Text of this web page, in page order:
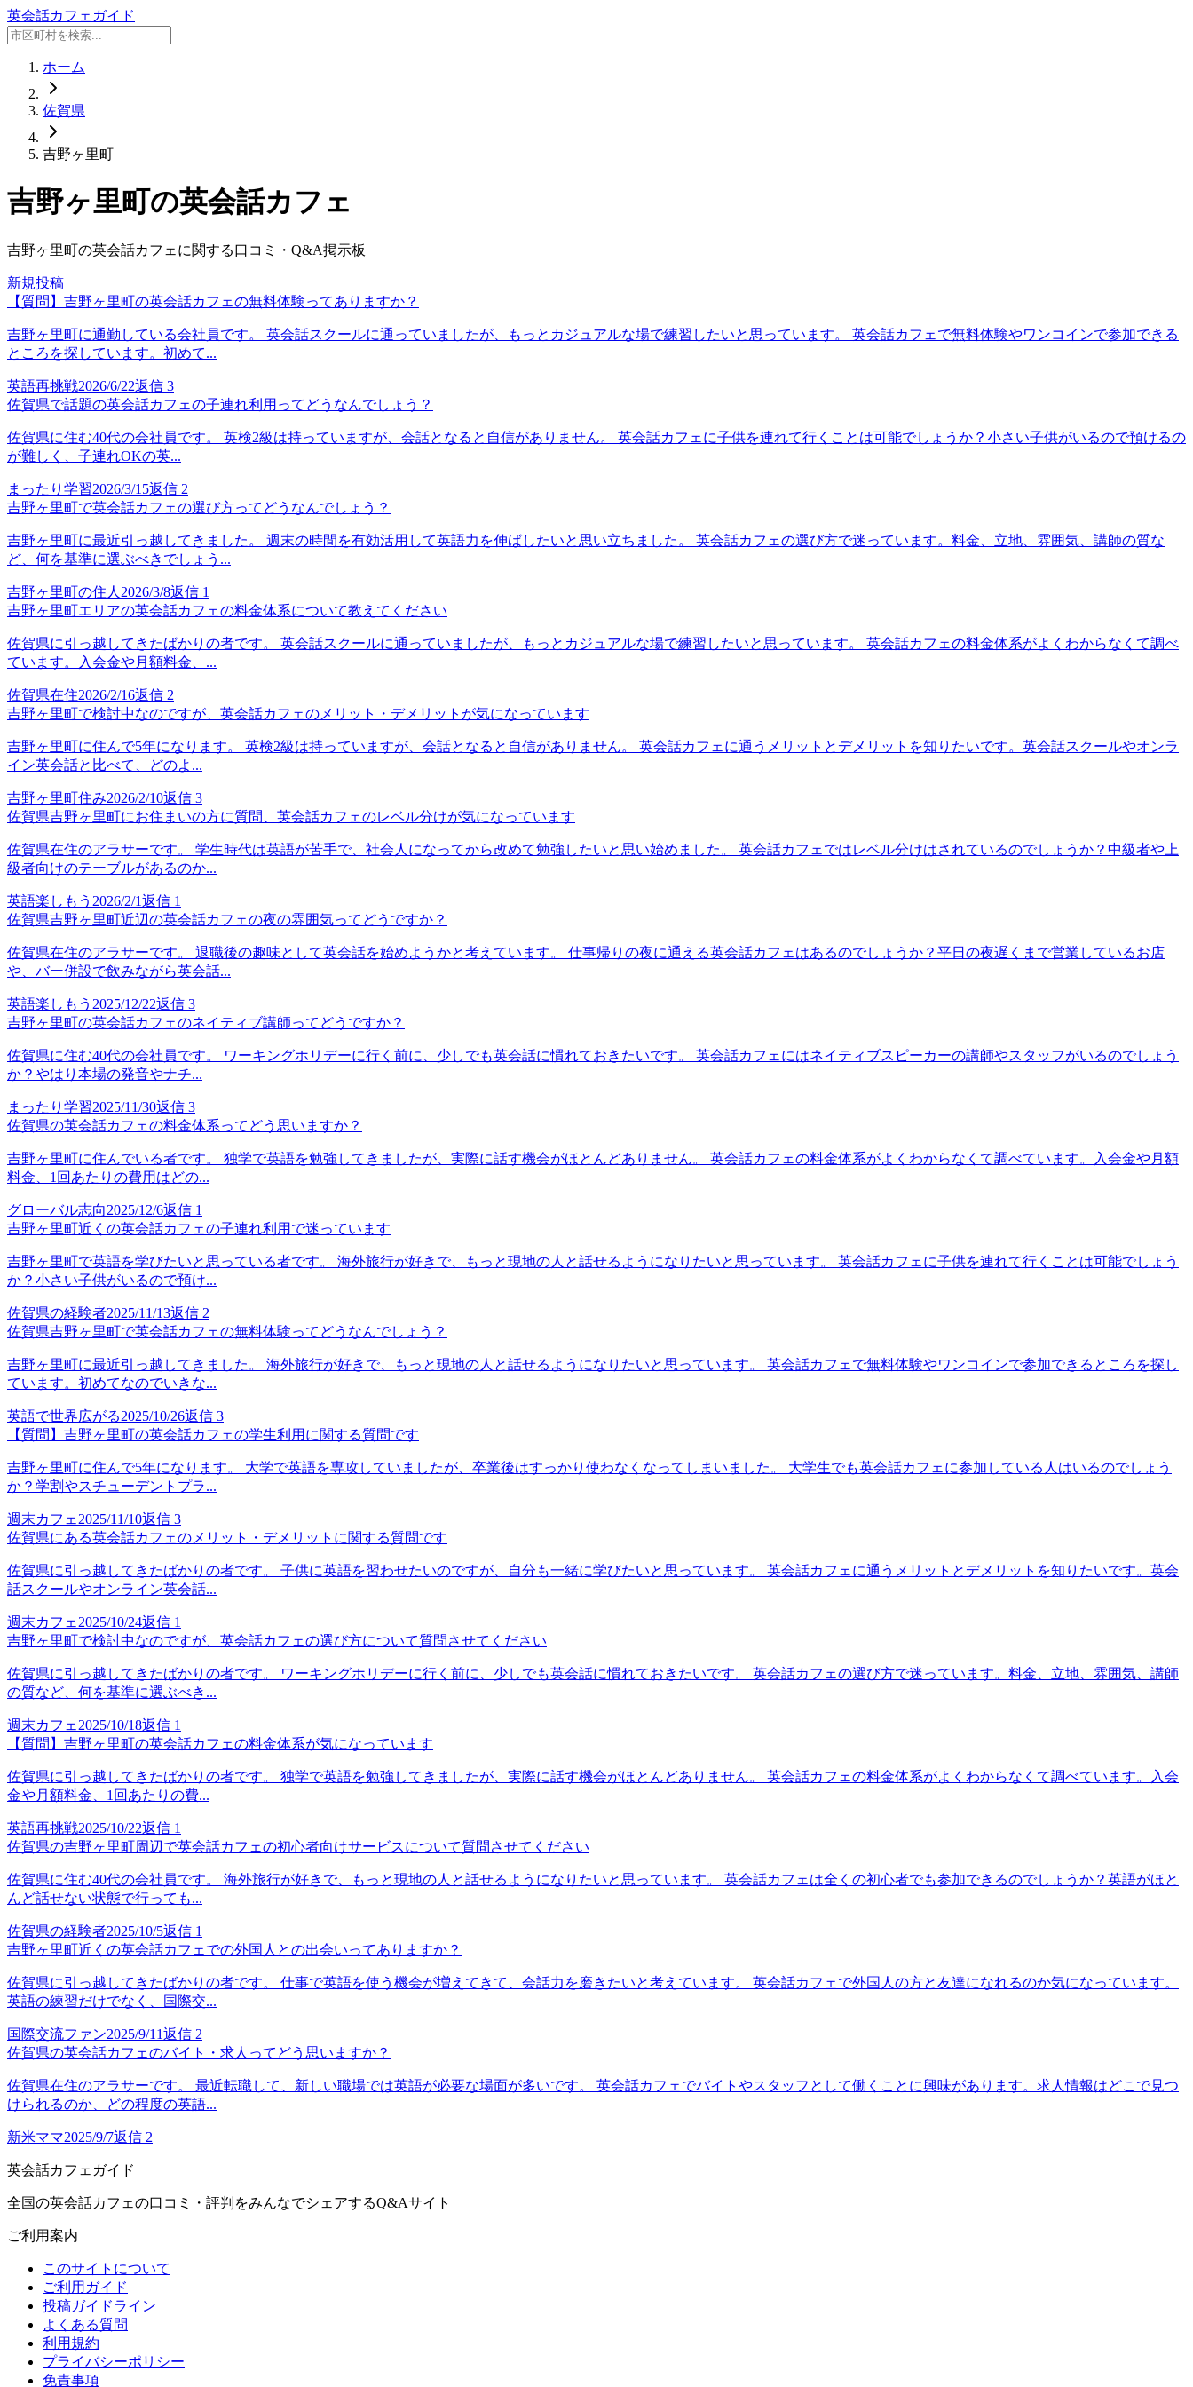
英会話カフェガイド
ホーム
佐賀県
吉野ヶ里町
吉野ヶ里町の英会話カフェ
吉野ヶ里町の英会話カフェに関する口コミ・Q&A掲示板
新規投稿
【質問】吉野ヶ里町の英会話カフェの無料体験ってありますか？
吉野ヶ里町に通勤している会社員です。 英会話スクールに通っていましたが、もっとカジュアルな場で練習したいと思っています。 英会話カフェで無料体験やワンコインで参加できる
ところを探しています。初めて...
英語再挑戦2026/6/22返信 3
佐賀県で話題の英会話カフェの子連れ利用ってどうなんでしょう？
佐賀県に住む40代の会社員です。 英検2級は持っていますが、会話となると自信がありません。 英会話カフェに子供を連れて行くことは可能でしょうか？小さい子供がいるので預けるの
が難しく、子連れOKの英...
まったり学習2026/3/15返信 2
吉野ヶ里町で英会話カフェの選び方ってどうなんでしょう？
吉野ヶ里町に最近引っ越してきました。 週末の時間を有効活用して英語力を伸ばしたいと思い立ちました。 英会話カフェの選び方で迷っています。料金、立地、雰囲気、講師の質な
ど、何を基準に選ぶべきでしょう...
吉野ヶ里町の住人 2026/3/8返信 1
吉野ヶ里町エリアの英会話カフェの料金体系について教えてください
佐賀県に引っ越してきたばかりの者です。 英会話スクールに通っていましたが、もっとカジュアルな場で練習したいと思っています。 英会話カフェの料金体系がよくわからなくて調べ
ています。入会金や月額料金、...
佐賀県在住2026/2/16返信 2
吉野ヶ里町で検討中なのですが、英会話カフェのメリット・デメリットが気になっています
吉野ヶ里町に住んで5年になります。 英検2級は持っていますが、会話となると自信がありません。 英会話カフェに通うメリットとデメリットを知りたいです。英会話スクールやオンラ
イン英会話と比べて、どのよ...
吉野ヶ里町住み2026/2/10返信 3
佐賀県吉野ヶ里町にお住まいの方に質問、英会話カフェのレベル分けが気になっています
佐賀県在住のアラサーです。 学生時代は英語が苦手で、社会人になってから改めて勉強したいと思い始めました。 英会話カフェではレベル分けはされているのでしょうか？中級者や上
級者向けのテーブルがあるのか...
英語楽しもう 2026/2/1返信 1
佐賀県吉野ヶ里町近辺の英会話カフェの夜の雰囲気ってどうですか？
佐賀県在住のアラサーです。 退職後の趣味として英会話を始めようかと考えています。 仕事帰りの夜に通える英会話カフェはあるのでしょうか？平日の夜遅くまで営業しているお店
や、バー併設で飲みながら英会話...
英語楽しもう 2025/12/22返信 3
吉野ヶ里町の英会話カフェのネイティブ講師ってどうですか？
佐賀県に住む40代の会社員です。 ワーキングホリデーに行く前に、少しでも英会話に慣れておきたいです。 英会話カフェにはネイティブスピーカーの講師やスタッフがいるのでしょう
か？やはり本場の発音やナチ...
まったり学習2025/11/30返信 3
佐賀県の英会話カフェの料金体系ってどう思いますか？
吉野ヶ里町に住んでいる者です。 独学で英語を勉強してきましたが、実際に話す機会がほとんどありません。 英会話カフェの料金体系がよくわからなくて調べています。入会金や月額
料金、1回あたりの費用はどの...
グローバル志向2025/12/6返信 1
吉野ヶ里町近くの英会話カフェの子連れ利用で迷っています
吉野ヶ里町で英語を学びたいと思っている者です。 海外旅行が好きで、もっと現地の人と話せるようになりたいと思っています。 英会話カフェに子供を連れて行くことは可能でしょう
か？小さい子供がいるので預け...
佐賀県の経験者2025/11/13返信 2
佐賀県吉野ヶ里町で英会話カフェの無料体験ってどうなんでしょう？
吉野ヶ里町に最近引っ越してきました。 海外旅行が好きで、もっと現地の人と話せるようになりたいと思っています。 英会話カフェで無料体験やワンコインで参加できるところを探し
ています。初めてなのでいきな...
英語で世界広がる2025/10/26返信 3
【質問】吉野ヶ里町の英会話カフェの学生利用に関する質問です
吉野ヶ里町に住んで5年になります。 大学で英語を専攻していましたが、卒業後はすっかり使わなくなってしまいました。 大学生でも英会話カフェに参加している人はいるのでしょう
か？学割やスチューデントプラ...
週末カフェ 2025/11/10返信 3
佐賀県にある英会話カフェのメリット・デメリットに関する質問です
佐賀県に引っ越してきたばかりの者です。 子供に英語を習わせたいのですが、自分も一緒に学びたいと思っています。 英会話カフェに通うメリットとデメリットを知りたいです。英会
話スクールやオンライン英会話...
週末カフェ 2025/10/24返信 1
吉野ヶ里町で検討中なのですが、英会話カフェの選び方について質問させてください
佐賀県に引っ越してきたばかりの者です。 ワーキングホリデーに行く前に、少しでも英会話に慣れておきたいです。 英会話カフェの選び方で迷っています。料金、立地、雰囲気、講師
の質など、何を基準に選ぶべき...
週末カフェ 2025/10/18返信 1
【質問】吉野ヶ里町の英会話カフェの料金体系が気になっています
佐賀県に引っ越してきたばかりの者です。 独学で英語を勉強してきましたが、実際に話す機会がほとんどありません。 英会話カフェの料金体系がよくわからなくて調べています。入会
金や月額料金、1回あたりの費...
英語再挑戦2025/10/22返信 1
佐賀県の吉野ヶ里町周辺で英会話カフェの初心者向けサービスについて質問させてください
佐賀県に住む40代の会社員です。 海外旅行が好きで、もっと現地の人と話せるようになりたいと思っています。 英会話カフェは全くの初心者でも参加できるのでしょうか？英語がほと
んど話せない状態で行っても...
佐賀県の経験者2025/10/5返信 1
吉野ヶ里町近くの英会話カフェでの外国人との出会いってありますか？
佐賀県に引っ越してきたばかりの者です。 仕事で英語を使う機会が増えてきて、会話力を磨きたいと考えています。 英会話カフェで外国人の方と友達になれるのか気になっています。
英語の練習だけでなく、国際交...
国際交流ファン2025/9/11返信 2
佐賀県の英会話カフェのバイト・求人ってどう思いますか？
佐賀県在住のアラサーです。 最近転職して、新しい職場では英語が必要な場面が多いです。 英会話カフェでバイトやスタッフとして働くことに興味があります。求人情報はどこで見つ
けられるのか、どの程度の英語...
新米ママ2025/9/7返信 2
英会話カフェガイド
全国の英会話カフェの口コミ・評判をみんなでシェアするQ&Aサイト
ご利用案内
このサイトについて
ご利用ガイド
投稿ガイドライン
よくある質問
利用規約
プライバシーポリシー
免責事項